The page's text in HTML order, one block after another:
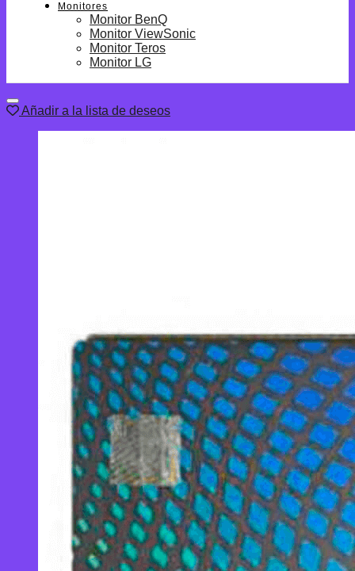
Monitores
Monitor BenQ
Monitor ViewSonic
Monitor Teros
Monitor LG
Añadir a la lista de deseos